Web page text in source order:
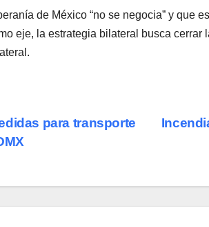
de México “no se negocia” y que
eje, la estrategia bilateral busca cerrar
para transporte